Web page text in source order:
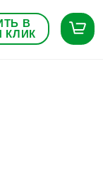
В
КЛИК